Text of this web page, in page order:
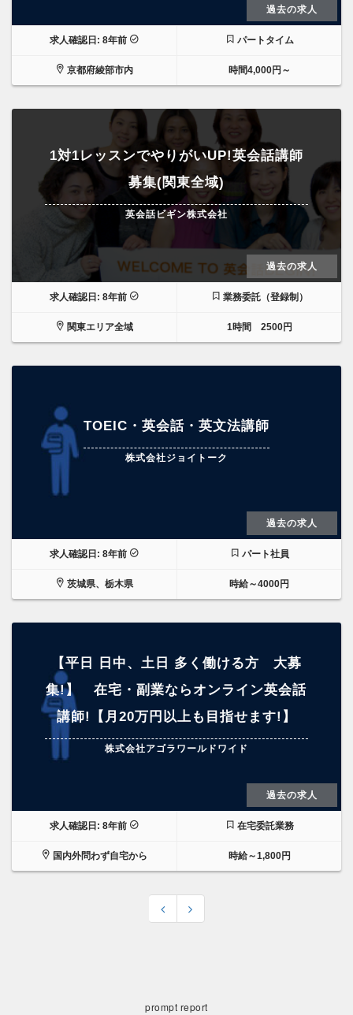
過去の求人
求人確認日: 8年前 パートタイム
京都府綾部市内 時間4,000円～
1対1レッスンでやりがいUP!英会話講師
募集(関東全域)
英会話ビギン株式会社
過去の求人
求人確認日: 8年前 業務委託（登録制）
関東エリア全域 1時間 2500円
TOEIC・英会話・英文法講師
株式会社ジョイトーク
過去の求人
求人確認日: 8年前 パート社員
茨城県、栃木県 時給～4000円
【平日 日中、土日 多く働ける方 大募
集!】 在宅・副業ならオンライン英会話
講師!【月20万円以上も目指せます!】
株式会社アゴラワールドワイド
過去の求人
求人確認日: 8年前 在宅委託業務
国内外問わず自宅から 時給～1,800円